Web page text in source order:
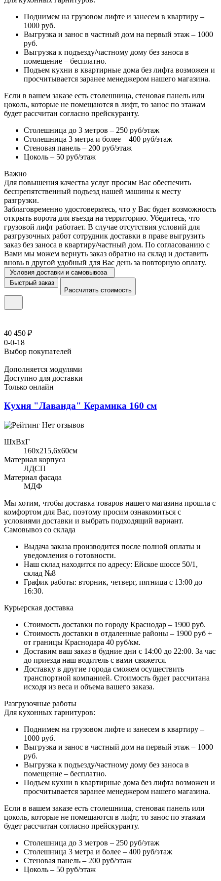
Поднимем на грузовом лифте и занесем в квартиру –
1000 руб.
Выгрузка и занос в частный дом на первый этаж – 1000
руб.
Выгрузка к подъезду/частному дому без заноса в
помещение – бесплатно.
Подъем кухни в квартирные дома без лифта возможен и
просчитывается заранее менеджером нашего магазина.
Если в вашем заказе есть столешница, стеновая панель или
цоколь, которые не помещаются в лифт, то занос по этажам
будет рассчитан согласно прейскуранту.
Столешница до 3 метров – 250 руб/этаж
Столешница 3 метра и более – 400 руб/этаж
Стеновая панель – 200 руб/этаж
Цоколь – 50 руб/этаж
Важно
Для повышения качества услуг просим Вас обеспечить
беспрепятственный подъезд нашей машины к месту
разгрузки.
Заблаговременно удостоверьтесь, что у Вас будет возможность
открыть ворота для въезда на территорию. Убедитесь, что
грузовой лифт работает. В случае отсутствия условий для
разгрузочных работ сотрудник доставки в праве выгрузить
заказ без заноса в квартиру/частный дом. По согласованию с
Вами мы можем вернуть заказ обратно на склад и доставить
вновь в другой удобный для Вас день за повторную оплату.
Условия доставки и самовывоза
Быстрый заказ
Рассчитать стоимость
40 450 ₽
0-0-18
Выбор покупателей
Дополняется модулями
Доступно для доставки
Только онлайн
Кухня "Лаванда" Керамика 160 см
Нет отзывов
ШхВхГ
160x215,6х60см
Материал корпуса
ЛДСП
Материал фасада
МДФ
Мы хотим, чтобы доставка товаров нашего магазина прошла с
комфортом для Вас, поэтому просим ознакомиться с
условиями доставки и выбрать подходящий вариант.
Самовывоз со склада
Выдача заказа производится после полной оплаты и
уведомления о готовности.
Наш склад находится по адресу: Ейское шоссе 50/1,
склад №8
График работы: вторник, четверг, пятница с 13:00 до
16:30.
Курьерская доставка
Стоимость доставки по городу Краснодар – 1900 руб.
Стоимость доставки в отдаленные районы – 1900 руб +
от границы Краснодара 40 руб/км.
Доставим ваш заказ в будние дни с 14:00 до 22:00. За час
до приезда наш водитель с вами свяжется.
Доставку в другие города сможем осуществить
транспортной компанией. Стоимость будет рассчитана
исходя из веса и объема вашего заказа.
Разгрузочные работы
Для кухонных гарнитуров:
Поднимем на грузовом лифте и занесем в квартиру –
1000 руб.
Выгрузка и занос в частный дом на первый этаж – 1000
руб.
Выгрузка к подъезду/частному дому без заноса в
помещение – бесплатно.
Подъем кухни в квартирные дома без лифта возможен и
просчитывается заранее менеджером нашего магазина.
Если в вашем заказе есть столешница, стеновая панель или
цоколь, которые не помещаются в лифт, то занос по этажам
будет рассчитан согласно прейскуранту.
Столешница до 3 метров – 250 руб/этаж
Столешница 3 метра и более – 400 руб/этаж
Стеновая панель – 200 руб/этаж
Цоколь – 50 руб/этаж